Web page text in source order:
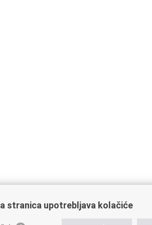
stranica upotrebljava kolačiće